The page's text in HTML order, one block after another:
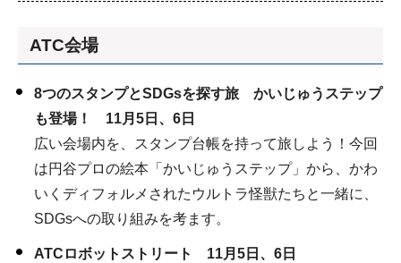
ATC会場
8つのスタンプとSDGsを探す旅 かいじゅうステップ
も登場！ 11月5日、6日
広い会場内を、スタンプ台帳を持って旅しよう！今回
は円谷プロの絵本「かいじゅうステップ」から、かわ
いくディフォルメされたウルトラ怪獣たちと一緒に、
SDGsへの取り組みを考ます。
ATCロボットストリート 11月5日、6日